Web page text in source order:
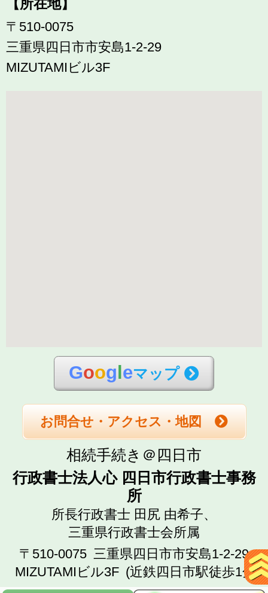
【所在地】
〒510-0075
三重県四日市市安島1-2-29
MIZUTAMIビル3F
Goog eマップ
お問合せ・アクセス・地図
相続手続き＠四日市
行政書士法人心 四日市行政書士事務
所
所長行政書士 田尻 由希子、
三重県行政書士会所属
〒510-0075 三重県四日市市安島1-2-29
MIZUTAMIビル3F (近鉄四日市駅徒歩1分)